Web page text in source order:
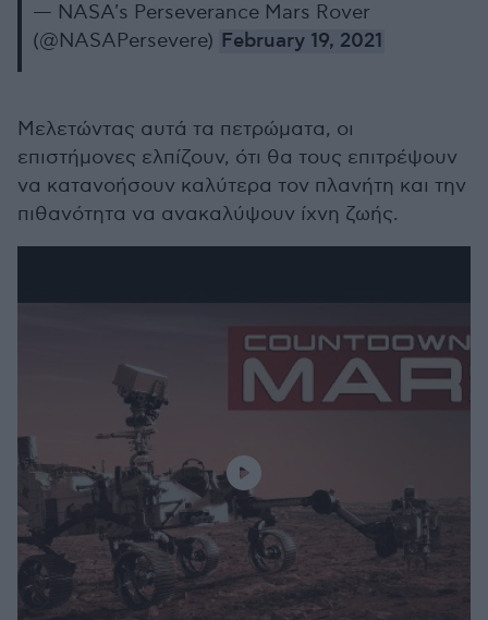
— NASA's Perseverance Mars Rover
(@NASAPersevere) February 19, 2021
Μελετώντας αυτά τα πετρώματα, οι
επιστήμονες ελπίζουν, ότι θα τους επιτρέψουν
να κατανοήσουν καλύτερα τον πλανήτη και την
πιθανότητα να ανακαλύψουν ίχνη ζωής.